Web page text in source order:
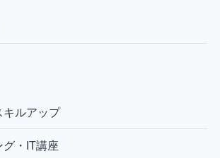
キルアップ
グ・IT講座